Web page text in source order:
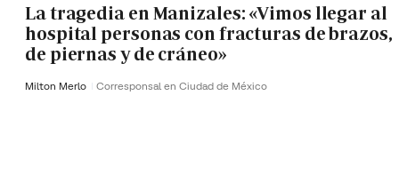
La tragedia en Manizales: «Vimos llegar al
hospital personas con fracturas de brazos,
de piernas y de cráneo»
Milton Merlo Corresponsal en Ciudad de México